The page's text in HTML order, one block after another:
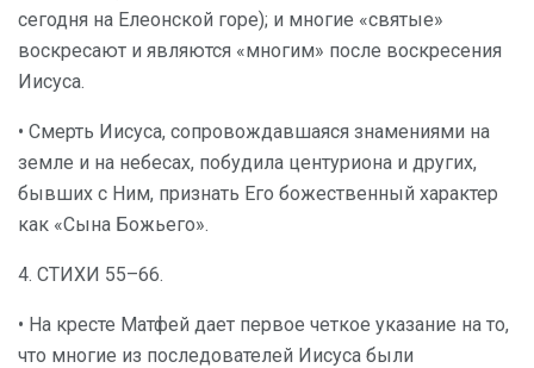
сегодня на Елеонской горе); и многие «святые»
воскресают и являются «многим» после воскресения
Иисуса.
• Смерть Иисуса, сопровождавшаяся знамениями на
земле и на небесах, побудила центуриона и других,
бывших с Ним, признать Его божественный характер
как «Сына Божьего».
4. СТИХИ 55–66.
• На кресте Матфей дает первое четкое указание на то,
что многие из последователей Иисуса были